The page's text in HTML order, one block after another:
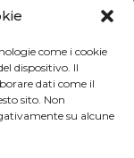
come i cookie
dispositivo. Il
dati come il
sito. Non
su alcune
Milano